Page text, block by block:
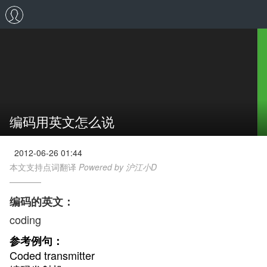
编码用英文怎么说
2012-06-26 01:44
本文支持点词翻译 Powered by 沪江小D
编码的英文：
coding
参考例句：
Coded transmitter